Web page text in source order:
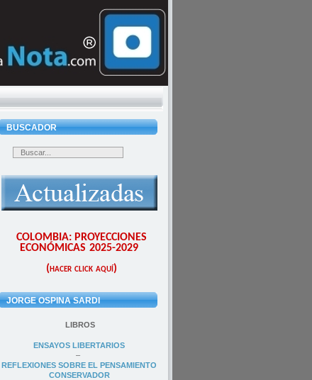
BUSCADOR
COLOMBIA: PROYECCIONES
ECONÓMICAS 2025-2029
(hacer click aquí)
JORGE OSPINA SARDI
LIBROS
ENSAYOS LIBERTARIOS
–
REFLEXIONES SOBRE EL PENSAMIENTO
CONSERVADOR